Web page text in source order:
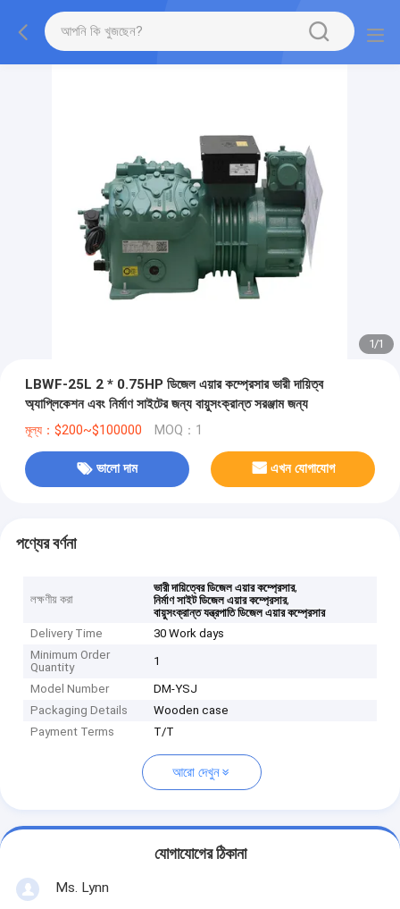
1/1
LBWF-25L 2 * 0.75HP ডিজেল এয়ার কম্প্রেসার ভারী দায়িত্ব
অ্যাপ্লিকেশন এবং নির্মাণ সাইটের জন্য বায়ুসংক্রান্ত সরঞ্জাম জন্য
মূল্য：$200~$100000 MOQ：1
ভালো দাম এখন যোগাযোগ
পণ্যের বর্ণনা
লক্ষণীয় করা
ভারী দায়িত্বের ডিজেল এয়ার কম্প্রেসার,
নির্মাণ সাইট ডিজেল এয়ার কম্প্রেসার,
বায়ুসংক্রান্ত যন্ত্রপাতি ডিজেল এয়ার কম্প্রেসার
Delivery Time
30 Work days
Minimum Order
Quantity
1
Model Number
DM-YSJ
Packaging Details
Wooden case
Payment Terms
T/T
আরো দেখুন
যোগাযোগের ঠিকানা
Ms. Lynn